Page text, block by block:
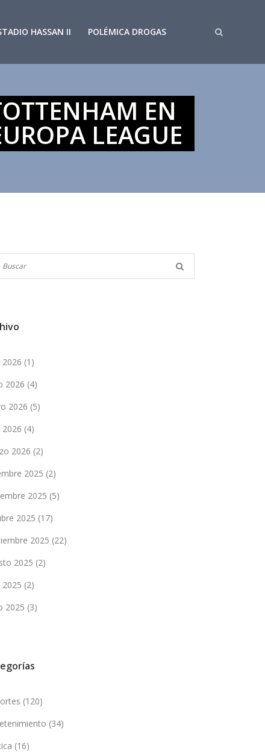
HASSAN II POLÉMICA DROGAS
EN
LEAGUE
2026 (1)
2026 (4)
2026 (5)
2026 (4)
2026 (2)
2025 (2)
2025 (5)
2025 (17)
2025 (22)
2025 (2)
2025 (2)
2025 (3)
(120)
(34)
(16)